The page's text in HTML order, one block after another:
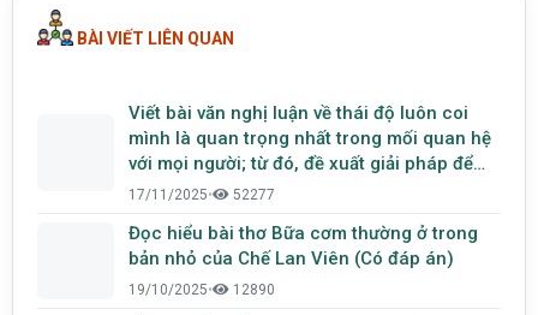
BÀI VIẾT LIÊN QUAN
Viết bài văn nghị luận về thái độ luôn coi
mình là quan trọng nhất trong mối quan hệ
với mọi người; từ đó, đề xuất giải pháp để
giúp các bạn trẻ sống hài hòa với mọi
17/11/2025• 52277
Đọc hiểu bài thơ Bữa cơm thường ở trong
bản nhỏ của Chế Lan Viên (Có đáp án)
19/10/2025• 12890